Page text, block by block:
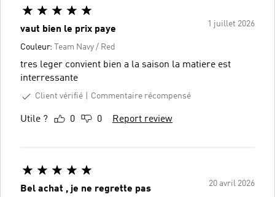
1 juillet 2026
vaut bien le prix paye
Couleur: Team Navy / Red
tres leger convient bien a la saison la matiere est
interressante
Client vérifié Commentaire récompensé
Utile ? 0 0 Report review
20 avril 2026
Bel achat , je ne regrette pas